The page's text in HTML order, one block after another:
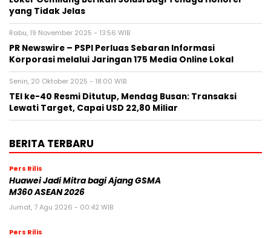
yang Tidak Jelas
Rabu, 19 November 2025 - 13:56 WIB
PR Newswire – PSPI Perluas Sebaran Informasi
Korporasi melalui Jaringan 175 Media Online Lokal
Senin, 20 Oktober 2025 - 18:00 WIB
TEI ke-40 Resmi Ditutup, Mendag Busan: Transaksi
Lewati Target, Capai USD 22,80 Miliar
BERITA TERBARU
Pers Rilis
Huawei Jadi Mitra bagi Ajang GSMA
M360 ASEAN 2026
Jumat, 7 Agu 2026 - 00:42 WIB
Pers Rilis